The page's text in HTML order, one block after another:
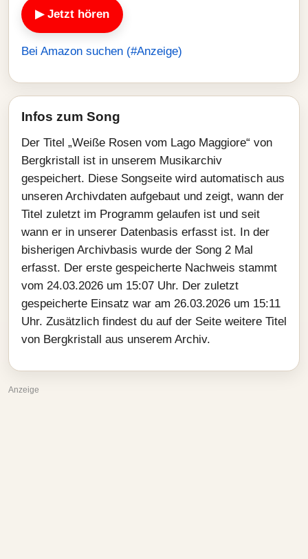
▶ Jetzt hören
Bei Amazon suchen (#Anzeige)
Infos zum Song
Der Titel „Weiße Rosen vom Lago Maggiore“ von
Bergkristall ist in unserem Musikarchiv
gespeichert. Diese Songseite wird automatisch aus
unseren Archivdaten aufgebaut und zeigt, wann der
Titel zuletzt im Programm gelaufen ist und seit
wann er in unserer Datenbasis erfasst ist. In der
bisherigen Archivbasis wurde der Song 2 Mal
erfasst. Der erste gespeicherte Nachweis stammt
vom 24.03.2026 um 15:07 Uhr. Der zuletzt
gespeicherte Einsatz war am 26.03.2026 um 15:11
Uhr. Zusätzlich findest du auf der Seite weitere Titel
von Bergkristall aus unserem Archiv.
Anzeige